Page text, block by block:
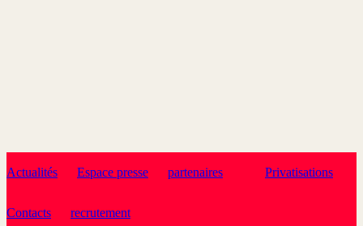
Actualités Espace presse partenaires Privatisations
Contacts recrutement